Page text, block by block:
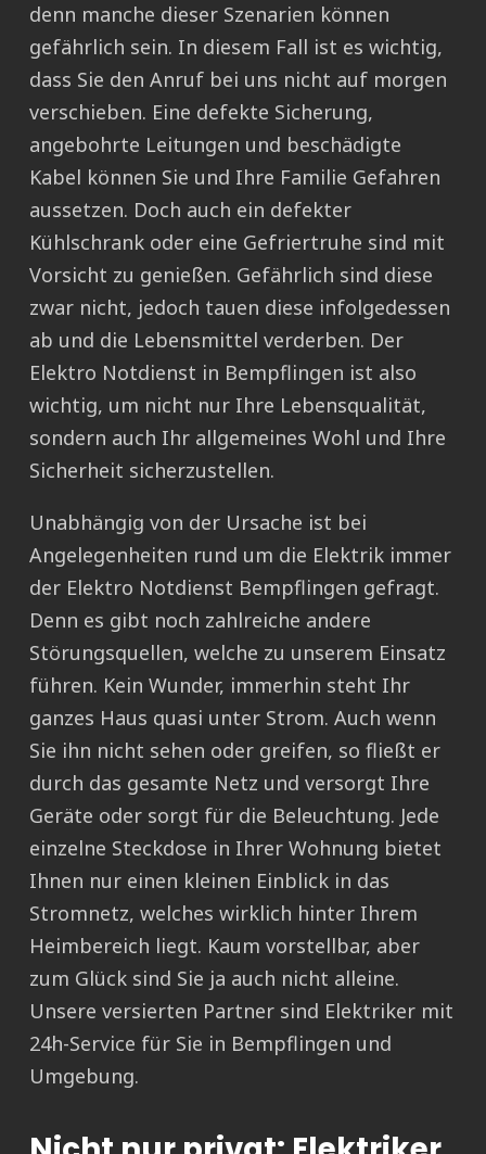
denn manche dieser Szenarien können
gefährlich sein. In diesem Fall ist es wichtig,
dass Sie den Anruf bei uns nicht auf morgen
verschieben. Eine defekte Sicherung,
angebohrte Leitungen und beschädigte
Kabel können Sie und Ihre Familie Gefahren
aussetzen. Doch auch ein defekter
Kühlschrank oder eine Gefriertruhe sind mit
Vorsicht zu genießen. Gefährlich sind diese
zwar nicht, jedoch tauen diese infolgedessen
ab und die Lebensmittel verderben. Der
Elektro Notdienst in Bempflingen ist also
wichtig, um nicht nur Ihre Lebensqualität,
sondern auch Ihr allgemeines Wohl und Ihre
Sicherheit sicherzustellen.
Unabhängig von der Ursache ist bei
Angelegenheiten rund um die Elektrik immer
der Elektro Notdienst Bempflingen gefragt.
Denn es gibt noch zahlreiche andere
Störungsquellen, welche zu unserem Einsatz
führen. Kein Wunder, immerhin steht Ihr
ganzes Haus quasi unter Strom. Auch wenn
Sie ihn nicht sehen oder greifen, so fließt er
durch das gesamte Netz und versorgt Ihre
Geräte oder sorgt für die Beleuchtung. Jede
einzelne Steckdose in Ihrer Wohnung bietet
Ihnen nur einen kleinen Einblick in das
Stromnetz, welches wirklich hinter Ihrem
Heimbereich liegt. Kaum vorstellbar, aber
zum Glück sind Sie ja auch nicht alleine.
Unsere versierten Partner sind Elektriker mit
24h-Service für Sie in Bempflingen und
Umgebung.